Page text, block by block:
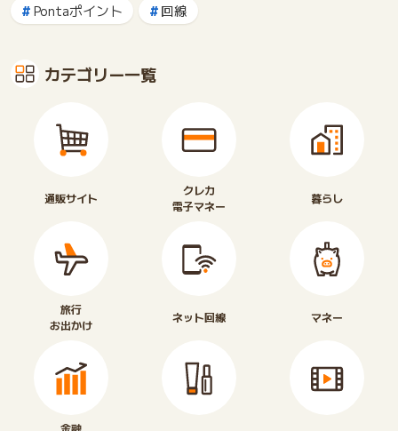
Pontaポイント
回線
カテゴリー一覧
通販サイト
クレカ
電子マネー
暮らし
旅行
お出かけ
ネット回線 マネー